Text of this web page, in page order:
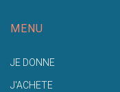
MENU
JE DONNE
J'ACHETE